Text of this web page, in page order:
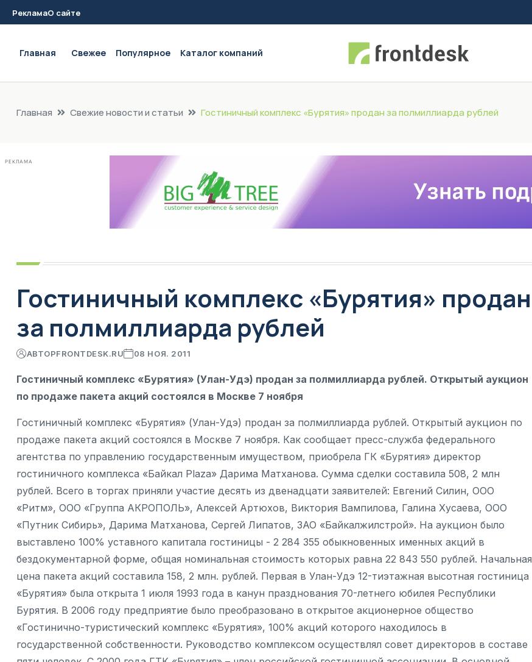
РекламаО сайте
Главная Свежее Популярное Каталог компаний
Главная Свежие новости и статьи Гостиничный комплекс «Бурятия» продан за полмиллиарда рублей
РЕКЛАМА
Гостиничный комплекс «Бурятия» продан
за полмиллиарда рублей
АВТОРFRONTDESK.RU 08 НОЯ. 2011
Гостиничный комплекс «Бурятия» (Улан-Удэ) продан за полмиллиарда рублей. Открытый аукцион
по продаже пакета акций состоялся в Москве 7 ноября
Гостиничный комплекс «Бурятия» (Улан-Удэ) продан за полмиллиарда рублей. Открытый аукцион по
продаже пакета акций состоялся в Москве 7 ноября. Как сообщает пресс-служба федерального
агентства по управлению государственным имуществом, приобрела ГК «Бурятия» директор
гостиничного комплекса «Байкал Plaza» Дарима Матханова. Сумма сделки составила 508, 2 млн
рублей. Всего в торгах приняли участие десять из двенадцати заявителей: Евгений Силин, ООО
«Ритм», ООО «Группа АКРОПОЛЬ», Алексей Артюхов, Виктория Вампилова, Галина Хусаева, ООО
«Путник Сибирь», Дарима Матханова, Сергей Липатов, ЗАО «Байкалжилстрой». На аукцион было
выставлено 100% уставного капитала гостиницы - 2 284 355 обыкновенных именных акций в
бездокументарной форме, общая номинальная стоимость которых равна 22 843 550 рублей. Начальная
цена пакета акций составила 158, 2 млн. рублей. Первая в Улан-Удэ 12-тиэтажная высотная гостиница
«Бурятия» была открыта 1 июля 1993 года в канун празднования 70-летнего юбилея Республики
Бурятия. В 2006 году предприятие было преобразовано в открытое акционерное общество
«Гостинично-туристический комплекс «Бурятия», 100% акций которого находилось в
государственной собственности. Руководство комплексом осуществлял совет директоров в составе